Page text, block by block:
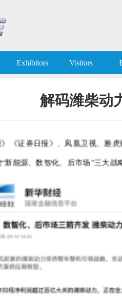
Exhibitors Visitors
解码潍柴动
《证券日报》、凤凰卫视、雅
新能源、数智化、后市场”三大战